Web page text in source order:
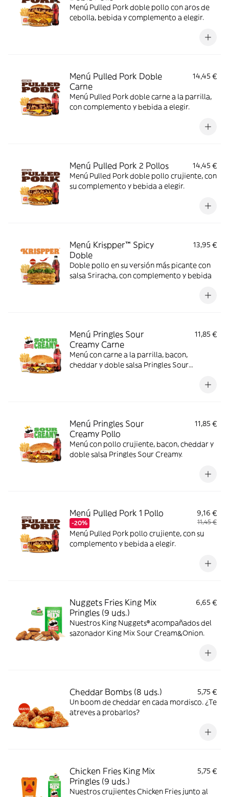
Menú Pulled Pork doble pollo con aros de
cebolla, bebida y complemento a elegir.
Menú Pulled Pork Doble
Carne
14,45 €
Menú Pulled Pork doble carne a la parrilla,
con complemento y bebida a elegir.
Menú Pulled Pork 2 Pollos
14,45 €
Menú Pulled Pork doble pollo crujiente, con
su complemento y bebida a elegir.
Menú Krispper™ Spicy
Doble
13,95 €
Doble pollo en su versión más picante con
salsa Sriracha, con complemento y bebida
Menú Pringles Sour
Creamy Carne
11,85 €
Menú con carne a la parrilla, bacon,
cheddar y doble salsa Pringles Sour
Menú Pringles Sour
Creamy Pollo
11,85 €
Menú con pollo crujiente, bacon, cheddar y
doble salsa Pringles Sour Creamy.
Menú Pulled Pork 1 Pollo
-20%
9,16 €
11,45 €
Menú Pulled Pork pollo crujiente, con su
complemento y bebida a elegir.
Nuggets Fries King Mix
Pringles (9 uds.)
6,65 €
Nuestros King Nuggets® acompañados del
sazonador King Mix Sour Cream&Onion.
Cheddar Bombs (8 uds.)
5,75 €
Un boom de cheddar en cada mordisco. ¿Te
atreves a probarlos?
Chicken Fries King Mix
Pringles (9 uds.)
5,75 €
Nuestros crujientes Chicken Fries junto al